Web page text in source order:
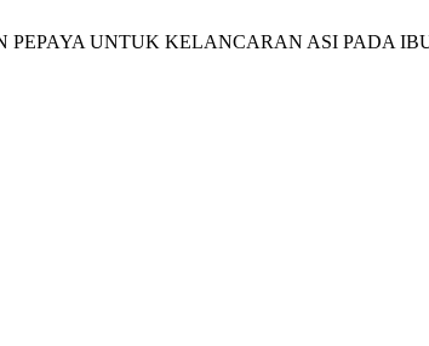
PEPAYA UNTUK KELANCARAN ASI PADA